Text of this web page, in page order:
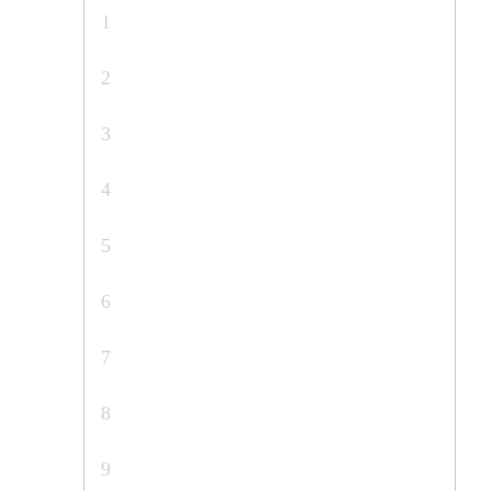
1
2
3
4
5
6
7
8
9